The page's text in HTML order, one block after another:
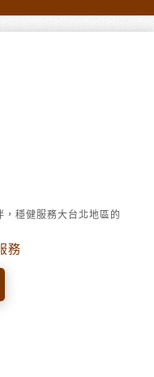
穩健服務大台北地區的
務